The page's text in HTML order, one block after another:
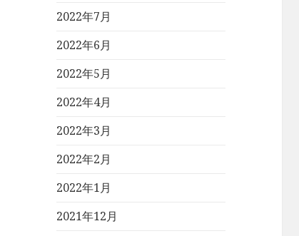
2022年7月
2022年6月
2022年5月
2022年4月
2022年3月
2022年2月
2022年1月
2021年12月